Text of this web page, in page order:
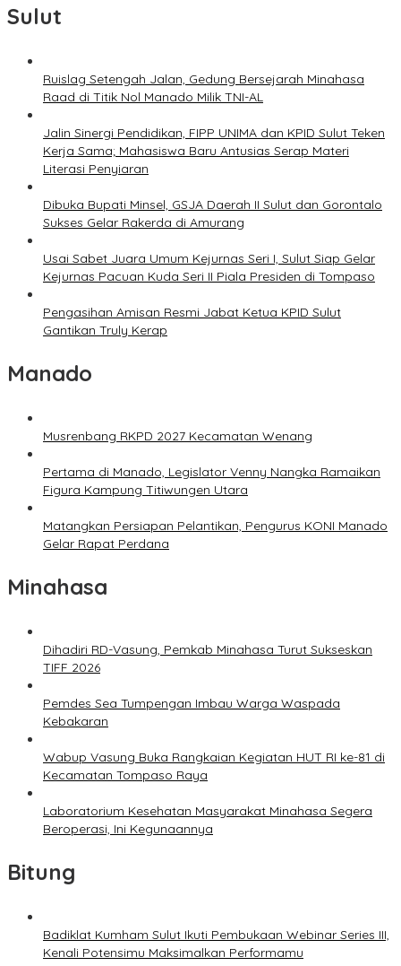
Sulut
Ruislag Setengah Jalan, Gedung Bersejarah Minahasa
Raad di Titik Nol Manado Milik TNI-AL
Jalin Sinergi Pendidikan, FIPP UNIMA dan KPID Sulut Teken
Kerja Sama; Mahasiswa Baru Antusias Serap Materi
Literasi Penyiaran
Dibuka Bupati Minsel, GSJA Daerah II Sulut dan Gorontalo
Sukses Gelar Rakerda di Amurang
Usai Sabet Juara Umum Kejurnas Seri I, Sulut Siap Gelar
Kejurnas Pacuan Kuda Seri II Piala Presiden di Tompaso
Pengasihan Amisan Resmi Jabat Ketua KPID Sulut
Gantikan Truly Kerap
Manado
Musrenbang RKPD 2027 Kecamatan Wenang
Pertama di Manado, Legislator Venny Nangka Ramaikan
Figura Kampung Titiwungen Utara
Matangkan Persiapan Pelantikan, Pengurus KONI Manado
Gelar Rapat Perdana
Minahasa
Dihadiri RD-Vasung, Pemkab Minahasa Turut Sukseskan
TIFF 2026
Pemdes Sea Tumpengan Imbau Warga Waspada
Kebakaran
Wabup Vasung Buka Rangkaian Kegiatan HUT RI ke-81 di
Kecamatan Tompaso Raya
Laboratorium Kesehatan Masyarakat Minahasa Segera
Beroperasi, Ini Kegunaannya
Bitung
Badiklat Kumham Sulut Ikuti Pembukaan Webinar Series III,
Kenali Potensimu Maksimalkan Performamu